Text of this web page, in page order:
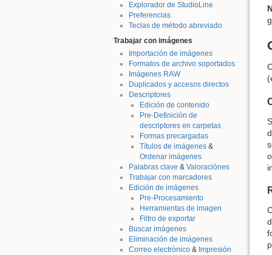
Explorador de StudioLine
Preferencias
Teclas de método abreviado
Trabajar con imágenes
Importación de imágenes
Formatos de archivo soportados
Imágenes RAW
Duplicados y accesos directos
Descriptores
Edición de contenido
Pre-Definición de
descriptores en carpetas
Formas precargadas
Títulos de imágenes&
Ordenar imágenes
Palabras clave & Valoraciónes
Trabajar con marcadores
Edición de imágenes
Pre-Procesamiento
Herramientas de imagen
Filtro de exportar
Buscar imágenes
Eliminación de imágenes
Correo electrónico& Impresión